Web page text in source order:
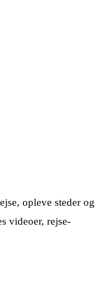
opleve steder og
videoer, rejse-